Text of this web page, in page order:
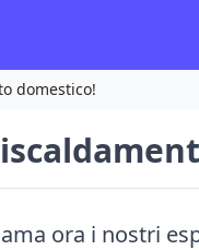
domestico!
ora i nostri